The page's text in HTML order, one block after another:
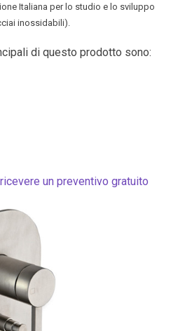
Italiana per lo studio e lo sviluppo
inossidabili).
di questo prodotto sono:
un preventivo gratuito